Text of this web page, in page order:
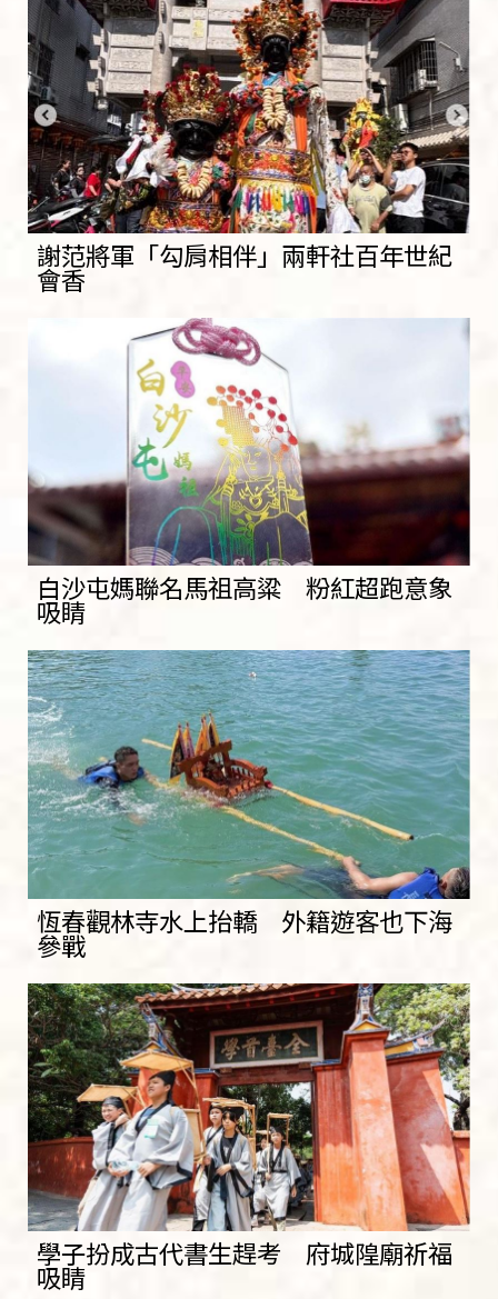
謝范將軍「勾肩相伴」兩軒社百年世紀
會香
白沙屯媽聯名馬祖高粱 粉紅超跑意象
吸睛
恆春觀林寺水上抬轎 外籍遊客也下海
參戰
學子扮成古代書生趕考 府城隍廟祈福
吸睛